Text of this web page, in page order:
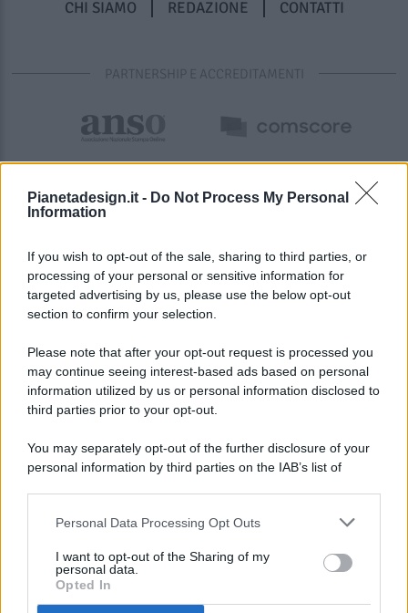
Pianetadesign.it - Do Not Process My Personal
Information
If you wish to opt-out of the sale, sharing to third parties, or
processing of your personal or sensitive information for
targeted advertising by us, please use the below opt-out
section to confirm your selection.
Please note that after your opt-out request is processed you
may continue seeing interest-based ads based on personal
information utilized by us or personal information disclosed to
third parties prior to your opt-out.
You may separately opt-out of the further disclosure of your
personal information by third parties on the IAB’s list of
This information may also be disclosed by us to third parties
disclose it to other third parties.
Personal Data Processing Opt Outs
I want to opt-out of the Sharing of my
personal data.
Opted In
CHI SIAMO REDAZIONE CONTATTI
PARTNERSHIP E ACCREDITAMENTI
© 2026 - Pianeta Design - P.IVA 04827280654 - Testata
Registrata Al Tribunale Di Nocera Inferiore N. 8/2020 - RG N.
ISCRIZIONE AL ROC N. 35792 – ISCRITTA ALL’ANSO
(ASSOCIAZIONE NAZIONALE STAMPA ONLINE)
PREFERENZE PRIVACY